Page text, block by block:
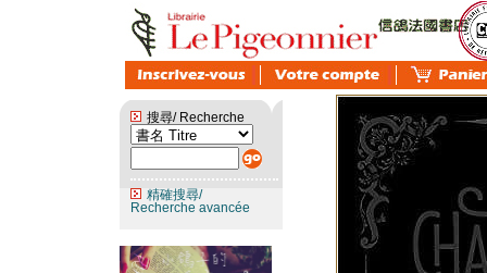
搜尋/ Recherche
精確搜尋/
Recherche avancée